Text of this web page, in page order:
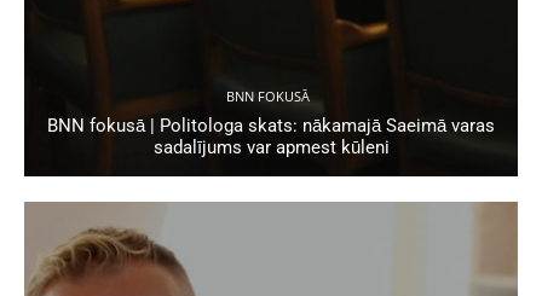
BNN FOKUSĀ
BNN fokusā | Politologa skats: nākamajā Saeimā varas
sadalījums var apmest kūleni